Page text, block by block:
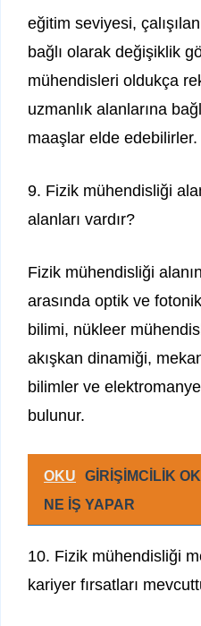
eğitim seviyesi,
bağlı olarak değişiklik
mühendisleri oldukça
uzmanlık alanlarına
maaşlar elde edebilirler.
9. Fizik mühendisliği
alanları vardır?
Fizik mühendisliği
arasında optik ve
bilimi, nükleer
akışkan dinamiği,
bilimler ve
bulunur.
OKU
GİRİŞİMCİLİK
NE İŞ YAPAR
10. Fizik mühendisliği
kariyer fırsatları